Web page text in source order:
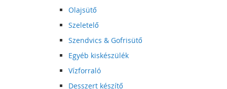
Olajsütő
Szeletelő
Szendvics & Gofrisütő
Egyéb kiskészülék
Vízforraló
Desszert készítő